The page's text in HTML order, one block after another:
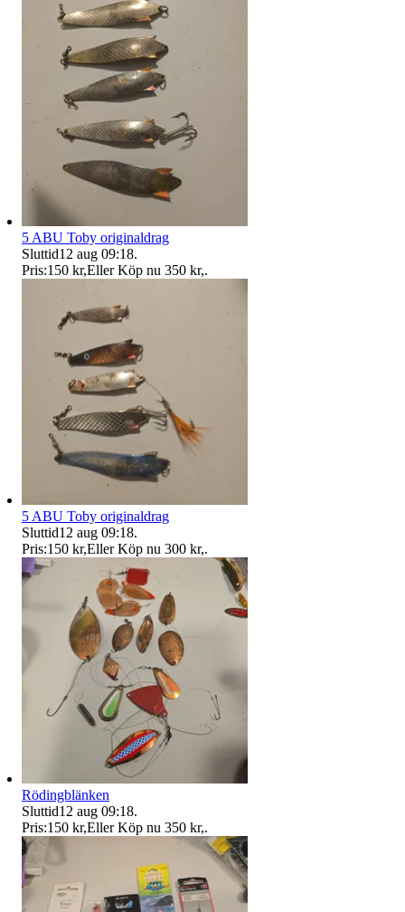
5 ABU Toby originaldrag
Sluttid12 aug 09:18.
Pris:150 kr,Eller Köp nu 350 kr,.
5 ABU Toby originaldrag
Sluttid12 aug 09:18.
Pris:150 kr,Eller Köp nu 300 kr,.
Rödingblänken
Sluttid12 aug 09:18.
Pris:150 kr,Eller Köp nu 350 kr,.